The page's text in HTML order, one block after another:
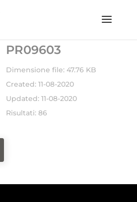
PR09603
Dimensione file: 47.76 KB
Created: 11-08-2020
Updated: 11-08-2020
Risultati: 86